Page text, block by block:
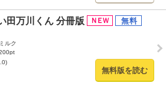
田万川くん 分冊版
ルク
無料版を読む